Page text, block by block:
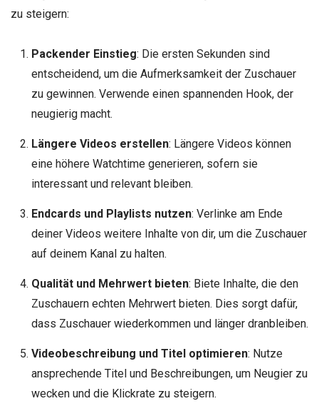
zu steigern:
Packender Einstieg: Die ersten Sekunden sind
entscheidend, um die Aufmerksamkeit der Zuschauer
zu gewinnen. Verwende einen spannenden Hook, der
neugierig macht.
Längere Videos erstellen: Längere Videos können
eine höhere Watchtime generieren, sofern sie
interessant und relevant bleiben.
Endcards und Playlists nutzen: Verlinke am Ende
deiner Videos weitere Inhalte von dir, um die Zuschauer
auf deinem Kanal zu halten.
Qualität und Mehrwert bieten: Biete Inhalte, die den
Zuschauern echten Mehrwert bieten. Dies sorgt dafür,
dass Zuschauer wiederkommen und länger dranbleiben.
Videobeschreibung und Titel optimieren: Nutze
ansprechende Titel und Beschreibungen, um Neugier zu
wecken und die Klickrate zu steigern.